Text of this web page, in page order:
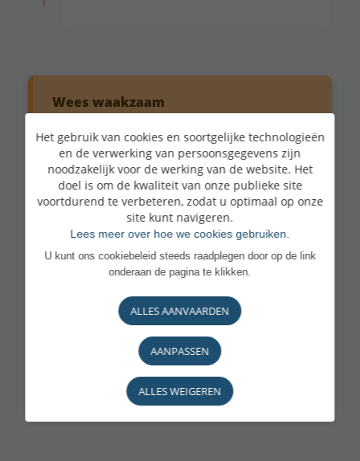
Wees waakzaam
Gebruik bij voorkeur de LuxTrust Mobile-
app, die meer informatie verstrekt bij het
goedkeuren van transacties. Wees extra
alert op dringende of alarmerende
berichten en op verzoeken om codes of
wachtwoorden door te geven of om
transacties via LuxTrust goed te keuren.
Als u twijfelt, neem dan contact op met BL
Support op het nummer(+352) 26 20 26
Het gebruik van cookies en soortgelijke technologieën
en de verwerking van persoonsgegevens zijn
noodzakelijk voor de werking van de website. Het
doel is om de kwaliteit van onze publieke site
voortdurend te verbeteren, zodat u optimaal op onze
site kunt navigeren.
Lees meer over hoe we cookies gebruiken.
U kunt ons cookiebeleid steeds raadplegen door op de link
onderaan de pagina te klikken.
ALLES AANVAARDEN
AANPASSEN
ALLES WEIGEREN